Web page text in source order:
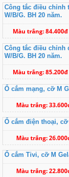
Công tắc điều chỉnh
W/B/G. BH 20 năm.
Màu trắng:
Công tắc điều chỉnh
W/B/G. BH 20 năm.
Màu trắng:
Ổ cắm mạng, cỡ M
Màu trắng:
Ổ cắm điện thoại, cỡ
Màu trắng:
Ổ cắm Tivi, cỡ M
Màu trắng: